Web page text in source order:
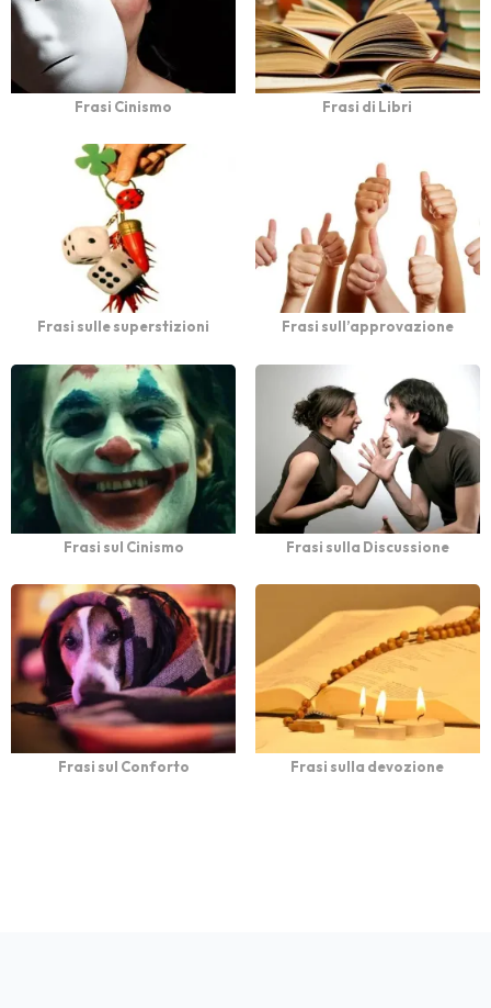
Frasi Cinismo Frasi di Libri
Frasi sulle superstizioni Frasi sull’approvazione
Frasi sul Cinismo Frasi sulla Discussione
Frasi sul Conforto Frasi sulla devozione